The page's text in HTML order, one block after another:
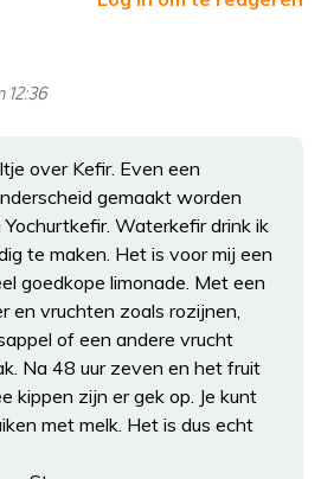
12:36
over Kefir. Even een
gemaakt worden
Waterkefir drink ik
te maken. Het is voor mij een
goedkope limonade. Met een
en vruchten zoals rozijnen,
of een andere vrucht
Na 48 uur zeven en het fruit
kippen zijn er gek op. Je kunt
met melk. Het is dus echt